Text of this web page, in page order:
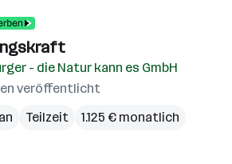
- die Natur kann es GmbH
veröffentlicht
Teilzeit 1.125 € monatlich